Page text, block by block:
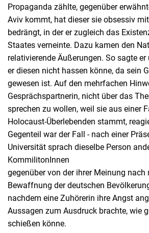
Propaganda zählte, gegenüber
Aviv kommt, hat dieser sie obsessiv
bedrängt, in der er zugleich das
Staates verneinte. Dazu kamen den
relativierende Äußerungen. So sagte
er diesen nicht hassen könne, da sein
gewesen ist. Auf den mehrfachen
Gesprächspartnerin, nicht über das
sprechen zu wollen, weil sie aus einer
Holocaust-Überlebenden stammt,
Gegenteil war der Fall - nach einer
Universität sprach dieselbe Person
KommilitonInnen
gegenüber von der ihrer Meinung nach
Bewaffnung der deutschen
nachdem eine Zuhörerin ihre Angst
Aussagen zum Ausdruck brachte, wie
schießen könne.